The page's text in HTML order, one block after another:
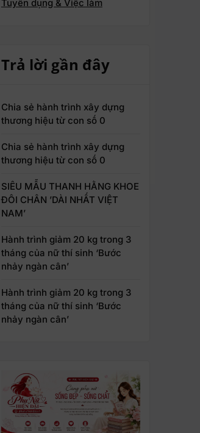
Tuyển dụng & Việc làm
Trả lời gần đây
Chia sẻ hành trình xây dựng
thương hiệu từ con số 0
Chia sẻ hành trình xây dựng
thương hiệu từ con số 0
SIÊU MẪU THANH HẰNG KHOE
ĐÔI CHÂN ’DÀI NHẤT VIỆT
NAM’
Hành trình giảm 20 kg trong 3
tháng của nữ thí sinh ‘Bước
nhảy ngàn cân’
Hành trình giảm 20 kg trong 3
tháng của nữ thí sinh ‘Bước
nhảy ngàn cân’